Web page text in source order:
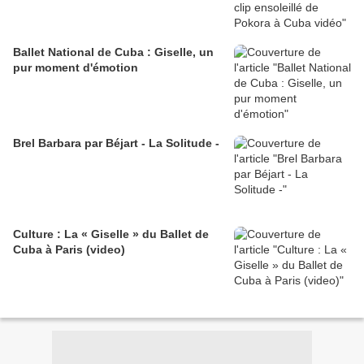
Ballet National de Cuba : Giselle, un
pur moment d'émotion
Brel Barbara par Béjart - La Solitude -
Culture : La « Giselle » du Ballet de
Cuba à Paris (video)